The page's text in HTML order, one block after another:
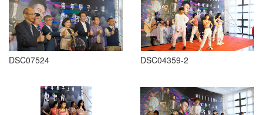
DSC07524 DSC04359-2